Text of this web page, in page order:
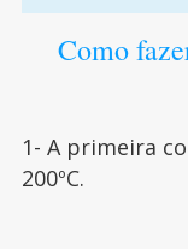
Como
1- A primeira
200ºC.